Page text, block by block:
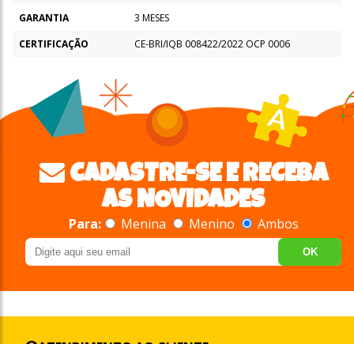
GARANTIA
3 MESES
CERTIFICAÇÃO
CE-BRI/IQB 008422/2022 OCP 0006
CADASTRE-SE E RECEBA
AS NOVIDADES
Para: Menina Menino Ambos
OK